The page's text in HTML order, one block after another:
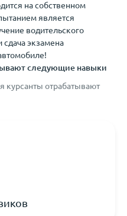
на собственном
является
водительского
сдача экзамена
следующие навыки
курсанты отрабатывают